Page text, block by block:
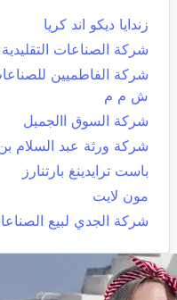
زندايا ديكو اند كريا
شركة الصناعات
ش م م
شركة السوق االجميل
شركة ورثة عبد السلام
باست ترايدينغ بارتنارز
مون لايت
شركة الجدي لبيع